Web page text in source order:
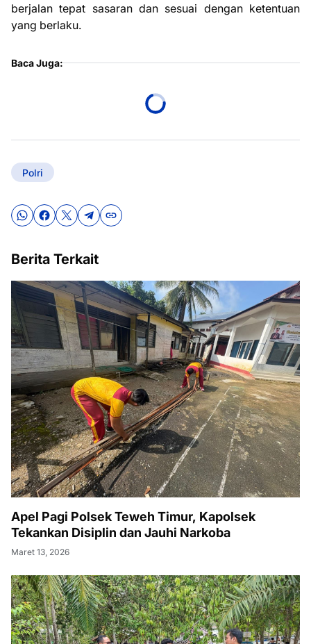
berjalan tepat sasaran dan sesuai dengan ketentuan
yang berlaku.
Baca Juga:
Polri
Berita Terkait
Apel Pagi Polsek Teweh Timur, Kapolsek
Tekankan Disiplin dan Jauhi Narkoba
Maret 13, 2026